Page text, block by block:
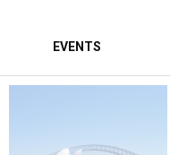
EVENTS